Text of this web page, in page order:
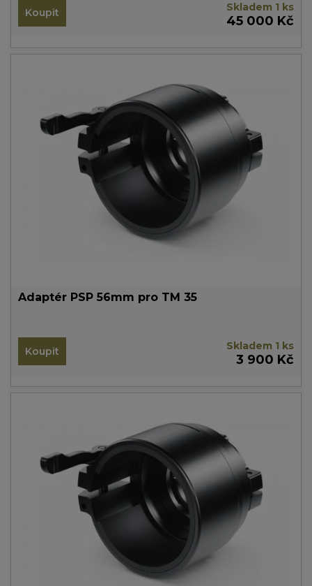
Koupit Skladem 1 ks
45 000 Kč
Adaptér PSP 56mm pro TM 35
Koupit Skladem 1 ks
3 900 Kč